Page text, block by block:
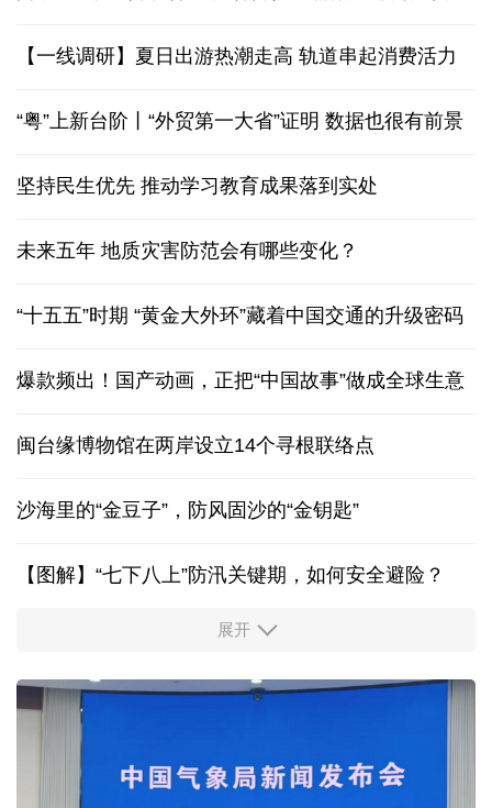
【一线调研】夏日出游热潮走高 轨道串起消费活力
“粤”上新台阶丨“外贸第一大省”证明 数据也很有前景
坚持民生优先 推动学习教育成果落到实处
未来五年 地质灾害防范会有哪些变化？
“十五五”时期 “黄金大外环”藏着中国交通的升级密码
爆款频出！国产动画，正把“中国故事”做成全球生意
闽台缘博物馆在两岸设立14个寻根联络点
沙海里的“金豆子”，防风固沙的“金钥匙”
【图解】“七下八上”防汛关键期，如何安全避险？
活力中国调研行丨安徽的定力与活力
上半年医药工业创新加速突破 研发实力不断提升
夏日经济乘“热”而上 消费市场向“新”而行
展开